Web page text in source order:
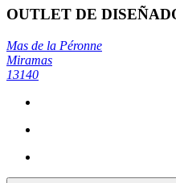
OUTLET DE
Mas de la Péronne
Miramas
13140